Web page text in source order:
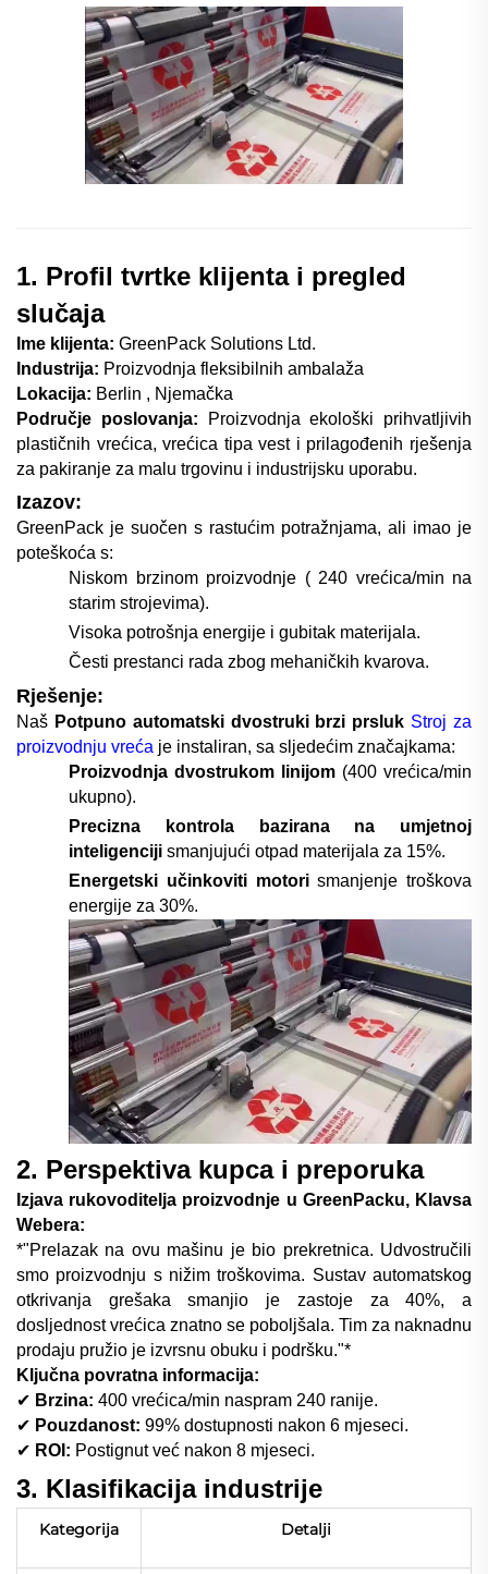
1. Profil tvrtke klijenta i pregled
slučaja
Ime klijenta: GreenPack Solutions Ltd.
Industrija: Proizvodnja fleksibilnih ambalaža
Lokacija: Berlin , Njemačka
Područje poslovanja:
Proizvodnja ekološki prihvatljivih
plastičnih vrećica, vrećica tipa vest i prilagođenih rješenja
za pakiranje za malu trgovinu i industrijsku uporabu.
Izazov:
GreenPack je suočen s rastućim potražnjama, ali imao je
poteškoća s:
Niskom brzinom proizvodnje ( 240 vrećica/min na
starim strojevima).
Visoka potrošnja energije i gubitak materijala.
Česti prestanci rada zbog mehaničkih kvarova.
Rješenje:
Naš Potpuno automatski dvostruki brzi prsluk Stroj za
proizvodnju vreća je instaliran, sa sljedećim značajkama:
Proizvodnja dvostrukom linijom (400 vrećica/min
ukupno).
Precizna kontrola bazirana na umjetnoj
inteligenciji smanjujući otpad materijala za 15%.
Energetski učinkoviti motorismanjenje troškova
energije za 30%.
2. Perspektiva kupca i preporuka
Izjava rukovoditelja proizvodnje u GreenPacku, Klavsa
Webera:
*"Prelazak na ovu mašinu je bio prekretnica. Udvostručili
smo proizvodnju s nižim troškovima. Sustav automatskog
otkrivanja grešaka smanjio je zastoje za 40%, a
dosljednost vrećica znatno se poboljšala. Tim za naknadnu
prodaju pružio je izvrsnu obuku i podršku."*
Ključna povratna informacija:
✔ Brzina: 400 vrećica/min naspram 240 ranije.
✔ Pouzdanost: 99% dostupnosti nakon 6 mjeseci.
✔ ROI: Postignut već nakon 8 mjeseci.
3. Klasifikacija industrije
Kategorija Detalji